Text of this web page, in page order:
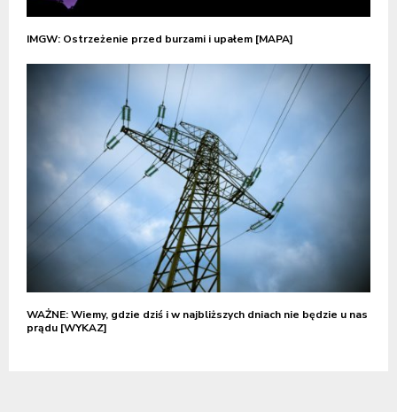
IMGW: Ostrzeżenie przed burzami i upałem [MAPA]
WAŻNE: Wiemy, gdzie dziś i w najbliższych dniach nie będzie u nas
prądu [WYKAZ]